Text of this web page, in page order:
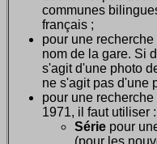
communes
français ;
pour une
nom de la gare. Si
s'agit d'une photo
ne s'agit pas d'une
pour une
1971, il faut utiliser :
Série pour
(pour les